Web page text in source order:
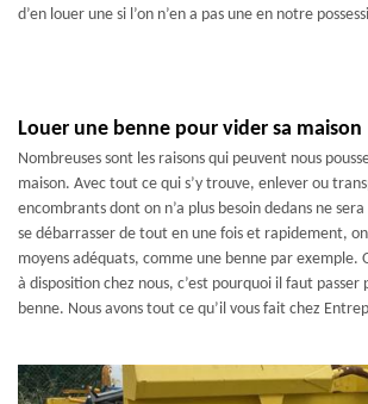
d’en louer une si l’on n’en a pas une en notre
Louer une benne pour vider sa maison
Nombreuses sont les raisons qui peuvent nous
maison. Avec tout ce qui s’y trouve, enlever ou
encombrants dont on n’a plus besoin dedans ne sera
se débarrasser de tout en une fois et rapidement,
moyens adéquats, comme une benne par exemple.
à disposition chez nous, c’est pourquoi il faut passer
benne. Nous avons tout ce qu’il vous fait chez